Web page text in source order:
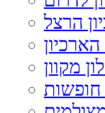
הרצל
הארכיון
מקוון
חופשות